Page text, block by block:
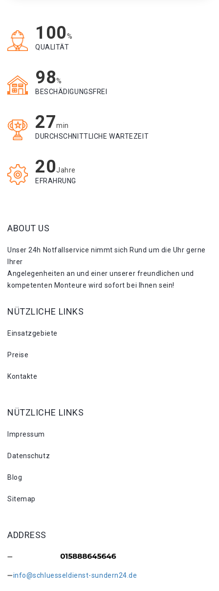
100%
QUALITÄT
98%
BESCHÄDIGUNGSFREI
27min
DURCHSCHNITTLICHE WARTEZEIT
20Jahre
EFRAHRUNG
ABOUT US
Unser 24h Notfallservice nimmt sich Rund um die Uhr gerne
Ihrer
Angelegenheiten an und einer unserer freundlichen und
kompetenten Monteure wird sofort bei Ihnen sein!
NÜTZLICHE LINKS
Einsatzgebiete
Preise
Kontakte
NÜTZLICHE LINKS
Impressum
Datenschutz
Blog
Sitemap
ADDRESS
info@schluesseldienst-sundern24.de